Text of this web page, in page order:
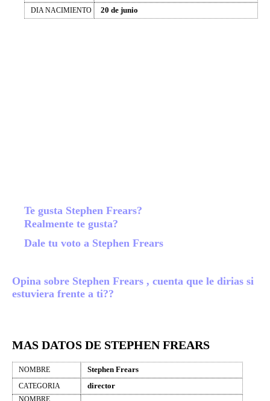
DIA NACIMIENTO 20 de junio
Te gusta Stephen Frears?
Realmente te gusta?
Dale tu voto a Stephen Frears
Opina sobre Stephen Frears , cuenta que le dirias si
estuviera frente a ti??
MAS DATOS DE STEPHEN FREARS
NOMBRE Stephen Frears
CATEGORIA director
NOMBRE